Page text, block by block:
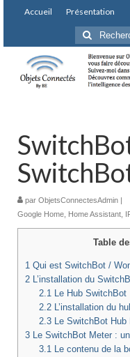
Accueil Présentation
Rechercher
:
par ObjetsConnectesAdmin |
Google Home Home Assistant
Table
1 Qui est SwitchBot /
2 L’installation du
2.1Le Hub SwitchBot
2.2L’installation du
2.3Le SwitchBot Hub
3 Le SwitchBot Meter :
3.1Le contenu de la